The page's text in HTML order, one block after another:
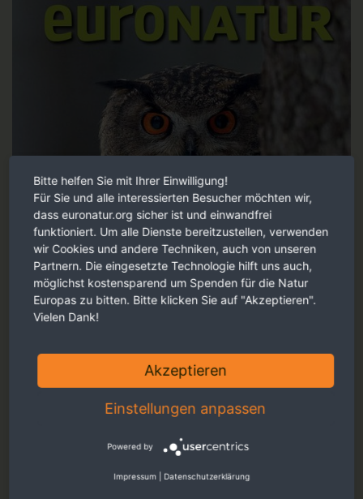
berührende Fotos - ansprechend für Sie aufbereitet.
Bitte helfen Sie mit Ihrer Einwilligung!
Für Sie und alle interessierten Besucher möchten wir,
dass euronatur.org sicher ist und einwandfrei
funktioniert. Um alle Dienste bereitzustellen, verwenden
wir Cookies und andere Techniken, auch von unseren
Partnern. Die eingesetzte Technologie hilft uns auch,
möglichst kostensparend um Spenden für die Natur
Europas zu bitten. Bitte klicken Sie auf "Akzeptieren".
Vielen Dank!
Akzeptieren
Einstellungen anpassen
Powered by
Impressum Datenschutzerklärung